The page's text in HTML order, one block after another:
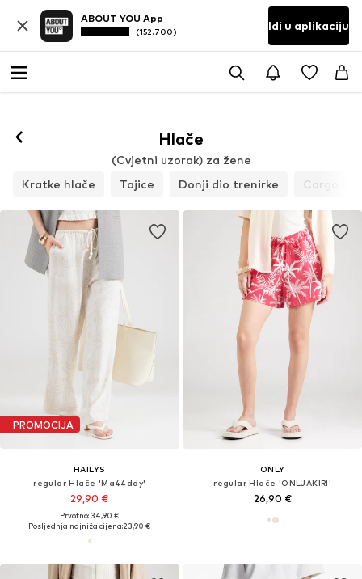
ABOUT YOU App
(152.700) Idi u aplikaciju
Hlače
(Cvjetni uzorak) za žene
Kratke hlače
Tajice Donji dio trenirke Cargo
PROMOCIJA
HAILYS
regular Hlače 'Ma44ddy'
29,90 €
Prvotno: 34,90 €
Posljednja najniža cijena:23,90 €
ONLY
regular Hlače 'ONLJAKIRI'
26,90 €